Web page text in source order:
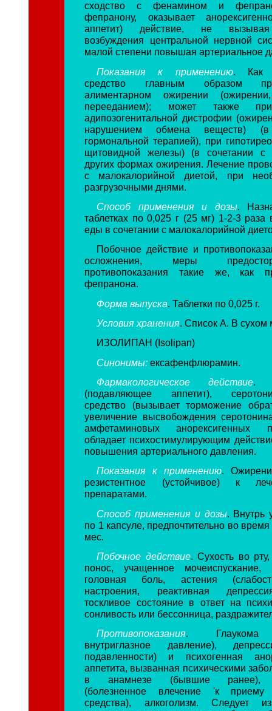
сходство с фенамином и
фепранону, оказывает
аппетит) действие, не вызывая
возбуждения центральной нервной
малой степени повышая артериальное
Показания к применению. Как
средство главным образом
алиментарном ожирении
перееданием); может также
адипозогенитальной дистрофии
нарушением обмена веществ)
гормональной терапией), при
щитовидной железы) (в сочетании с
других формах ожирения. Лечение
с малокалорийной диетой, при
разгрузочными днями.
Способ применения и дозы.
таблетках по 0,025 г (25 мг) 1-2-3
еды в сочетании с малокалорийной
Побочное действие и
осложнения, меры
противопоказания такие же, как
фепранона.
Форма выпуска. Таблетки по 0,025 г.
Условия хранения. Список А. В сухом
ИЗОЛИПАН (Isolipan)
Синонимы: ексафенфлюрамин.
Фармакологическое действие.
(подавляющее аппетит),
средство (вызывает торможение
увеличение высвобождения
амфетаминовых анорексигенных
обладает психостимулирующим
повышения артериального давления.
Показания к применению.
резистентное (устойчивое) к
препаратами.
Способ применения и дозы. Внутрь
по 1 капсуле, предпочтительно во
мес.
Побочное действие. Сухость во
понос, учащенное мочеиспускание,
головная боль, астения
настроения, реактивная
тоскливое состояние в ответ на
сонливость или бессонница,
Противопоказания. Глаукома
внутриглазное давление),
подавленности) и психогенная
аппетита, вызванная психическими
в анамнезе (бывшие ранее),
(болезненное влечение 'к приему
средства), алкоголизм. Следует